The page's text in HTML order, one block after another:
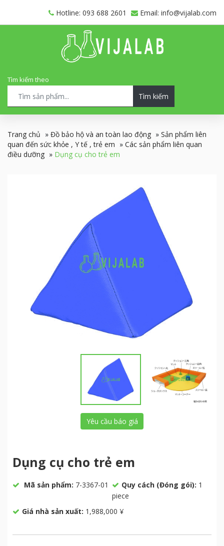
Hotline: 093 688 2601 Email: info@vijalab.com
Tìm kiếm theo
Tìm kiếm
Trang chủ » Đồ bảo hộ và an toàn lao động » Sản phẩm liên
quan đến sức khỏe , Y tế , trẻ em » Các sản phẩm liên quan
điều dưỡng » Dụng cụ cho trẻ em
Yêu cầu báo giá
Dụng cụ cho trẻ em
Mã sản phẩm: 7-3367-01 Quy cách (Đóng gói): 1
piece
Giá nhà sản xuất: 1,988,000 ¥